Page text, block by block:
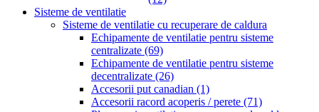
Sisteme de ventilatie
Sisteme de ventilatie cu recuperare de caldura
Echipamente de ventilatie pentru sisteme
centralizate (69)
Echipamente de ventilatie pentru sisteme
decentralizate (26)
Accesorii put canadian (1)
Accesorii racord acoperis / perete (71)